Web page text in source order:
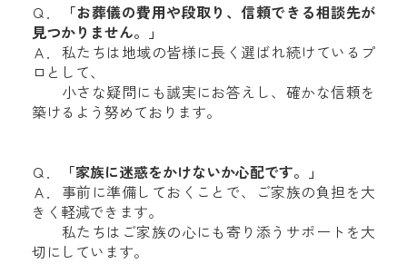
Ｑ．
「お葬儀の費用や段取り、信頼できる相談先が
見つかりません。」
Ａ．私たちは地域の皆様に長く選ばれ続けているプ
ロとして、
小さな疑問にも誠実にお答えし、確かな信頼を
築けるよう努めております。
Ｑ．
「家族に迷惑をかけないか心配です。」
Ａ．事前に準備しておくことで、ご家族の負担を大
きく軽減できます。
私たちはご家族の心にも寄り添うサポートを大
切にしています。